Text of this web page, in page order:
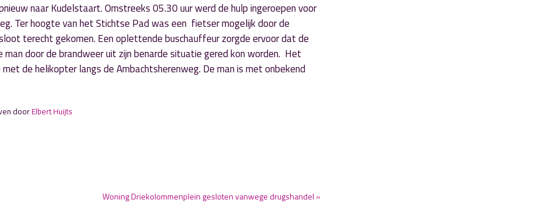
naar Kudelstaart. Omstreeks 05.30 uur werd de hulp ingeroepen voor
Ter hoogte van het Stichtse Pad was een fietser mogelijk door de
terecht gekomen. Een oplettende buschauffeur zorgde ervoor dat de
door de brandweer uit zijn benarde situatie gered kon worden. Het
de helikopter langs de Ambachtsherenweg. De man is met onbekend
doorElbert Huijts
Woning Driekolommenplein gesloten vanwege drugshandel »